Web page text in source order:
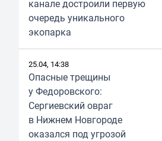
канале достроили первую
очередь уникального
экопарка
25.04, 14:38
Опасные трещины
у Федоровского:
Сергиевский овраг
в Нижнем Новгороде
оказался под угрозой